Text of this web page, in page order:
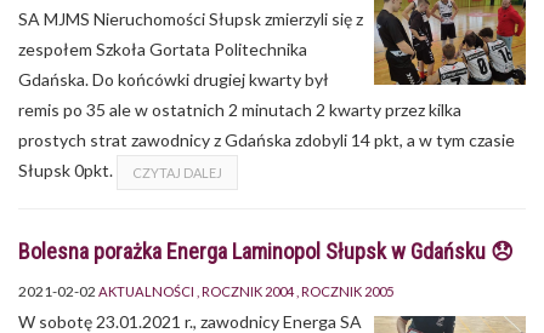
SA MJMS Nieruchomości Słupsk zmierzyli się z
zespołem Szkoła Gortata Politechnika
Gdańska. Do końcówki drugiej kwarty był
remis po 35 ale w ostatnich 2 minutach 2 kwarty przez kilka
prostych strat zawodnicy z Gdańska zdobyli 14 pkt, a w tym czasie
Słupsk 0pkt.
CZYTAJ DALEJ
Bolesna porażka Energa Laminopol Słupsk w Gdańsku 😞
2021-02-02 AKTUALNOŚCI ROCZNIK 2004 ROCZNIK 2005
W sobotę 23.01.2021 r., zawodnicy Energa SA